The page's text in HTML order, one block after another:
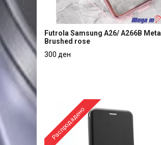
Futrola Samsung A26/ A266B Metal
Futrola Samsung A26/ A266B Metal
Brushed rose
300 ден
Распродадено